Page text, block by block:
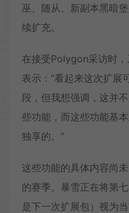
巫、随从、新副本黑暗
续扩充。
在接受Polygon采访时
表示：“看起来这次扩展
段，但我想强调，这并
些功能，而这些功能基
独享的。”
这些功能的具体内容尚
的赛季。暴雪正在将第
是下一次扩展包）视为